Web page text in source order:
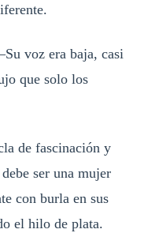
voz era baja, casi
que solo los
de fascinación y
ser una mujer
con burla en sus
el hilo de plata.